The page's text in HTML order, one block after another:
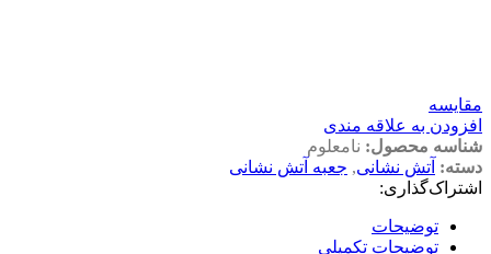
مقايسه
افزودن به علاقه مندی
شناسه محصول: نامعلوم
دسته: آتش نشانی, جعبه آتش نشانی
اشتراک‌گذاری:
توضیحات
توضیحات تکمیلی